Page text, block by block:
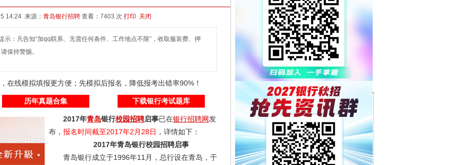
14:24 来源： 青岛银行招聘 查看： 7403 次 打印 关闭
：凡告知“加qq联系、无需任何条件、工作地点不限”，收取服装费、押
保持警惕。
在线模拟填报更方便；先模拟后报名，降低报考出错率90%！
历年真题合集 下载银行考试题库
2017年青岛银行校园招聘启事已在银行招聘网发
布， 报名时间截至2017年2月28日 ，详情如下：
2017年青岛银行校园招聘启事
青岛银行成立于1996年11月，总行设在青岛，于
网友们正在看的信息
[全国]2019年恒丰银行校园招聘启事
[全国]2019年中国农业发展银行校园招聘考
点预约及准考证打印通知
[安徽]2018年徽商银行合肥分行社会招聘公
告 [全国]2019年中国工商银行校园招聘统一考